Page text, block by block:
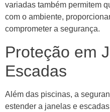
variadas também permitem
com o ambiente,
comprometer a segurança.
Proteção em
Escadas
Além das piscinas, a
estender a janelas e